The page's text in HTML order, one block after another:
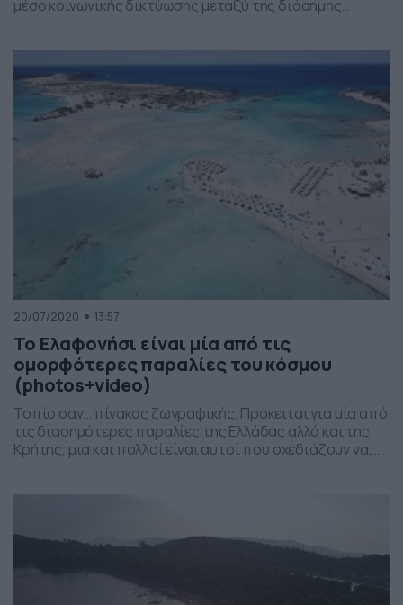
μέσο κοινωνικής δικτύωσης μεταξύ της διάσημης
την Αλβανία, αλλά χρησιμοποίησε την σημαία της
«Μεγάλης Αλβανίας». Όπως […]
20/07/2020 13:57
Το Ελαφονήσι είναι μία από τις
ομορφότερες παραλίες του κόσμου
(photos+video)
Τοπίο σαν… πίνακας ζωγραφικής. Πρόκειται για μία από
τις διασημότερες παραλίες της Ελλάδας αλλά και της
Κρήτης, μια και πολλοί είναι αυτοί που σχεδιάζουν να…
πρωτεύουσα […]